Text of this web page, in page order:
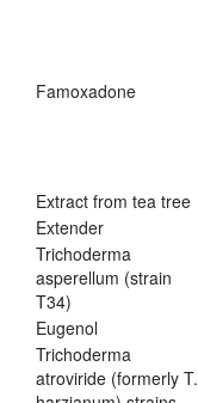
Famoxadone
Extract from tea tree
Extender
Trichoderma
asperellum (strain
T34)
Eugenol
Trichoderma
atroviride (formerly T.